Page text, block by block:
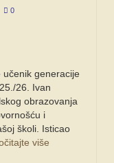
0
generacije
26. Ivan
obrazovanja
i
školi. Isticao
više